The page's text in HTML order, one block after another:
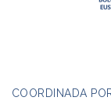
COORDINADA